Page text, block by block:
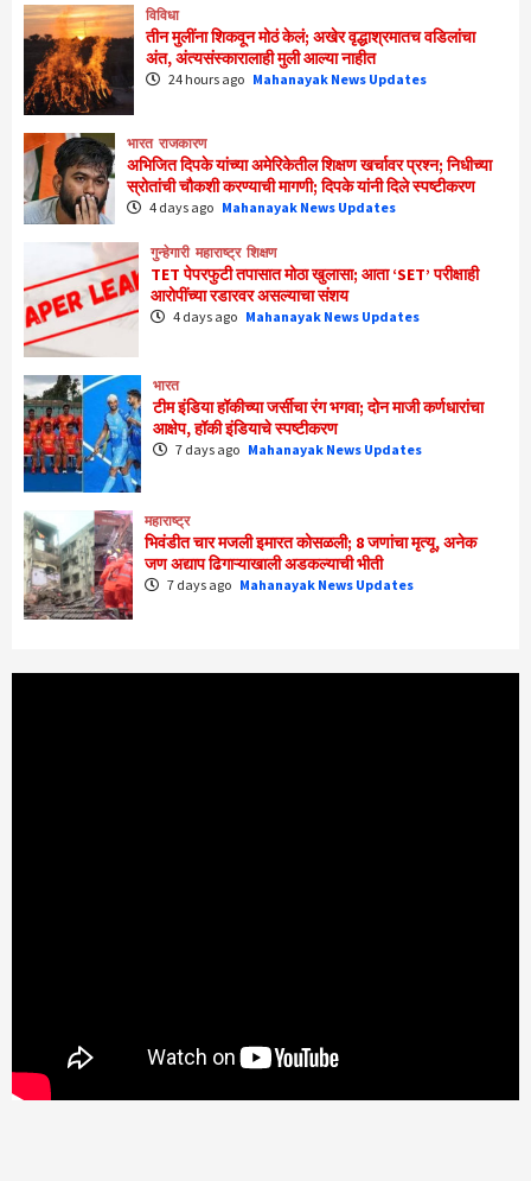
विविधा
तीन मुलींना शिकवून मोठं केलं; अखेर वृद्धाश्रमातच वडिलांचा
अंत, अंत्यसंस्कारालाही मुली आल्या नाहीत
24 hours ago Mahanayak News Updates
भारत राजकारण
अभिजित दिपके यांच्या अमेरिकेतील शिक्षण खर्चावर प्रश्न; निधीच्या
स्रोतांची चौकशी करण्याची मागणी; दिपके यांनी दिले स्पष्टीकरण
4 days ago Mahanayak News Updates
गुन्हेगारी महाराष्ट्र शिक्षण
TET पेपरफुटी तपासात मोठा खुलासा; आता ‘SET’ परीक्षाही
आरोपींच्या रडारवर असल्याचा संशय
4 days ago Mahanayak News Updates
भारत
टीम इंडिया हॉकीच्या जर्सीचा रंग भगवा; दोन माजी कर्णधारांचा
आक्षेप, हॉकी इंडियाचे स्पष्टीकरण
7 days ago Mahanayak News Updates
महाराष्ट्र
भिवंडीत चार मजली इमारत कोसळली; 8 जणांचा मृत्यू, अनेक
जण अद्याप ढिगाऱ्याखाली अडकल्याची भीती
7 days ago Mahanayak News Updates